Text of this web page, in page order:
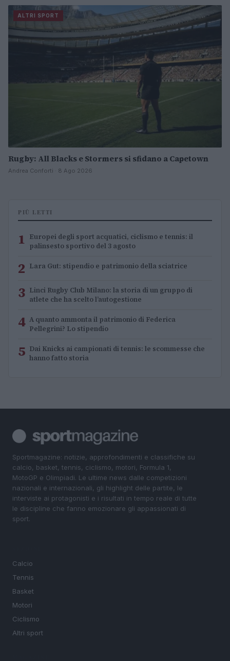
ALTRI SPORT
Rugby: All Blacks e Stormers si sfidano a Capetown
Andrea Conforti · 8 Ago 2026
PIÙ LETTI
1 Europei degli sport acquatici, ciclismo e tennis: il
palinsesto sportivo del 3 agosto
2 Lara Gut: stipendio e patrimonio della sciatrice
3 Linci Rugby Club Milano: la storia di un gruppo di
atlete che ha scelto l’autogestione
4 A quanto ammonta il patrimonio di Federica
Pellegrini? Lo stipendio
5 Dai Knicks ai campionati di tennis: le scommesse che
hanno fatto storia
Sportmagazine: notizie, approfondimenti e classifiche su
calcio, basket, tennis, ciclismo, motori, Formula 1,
MotoGP e Olimpiadi. Le ultime news dalle competizioni
nazionali e internazionali, gli highlight delle partite, le
interviste ai protagonisti e i risultati in tempo reale di tutte
le discipline che fanno emozionare gli appassionati di
sport.
Calcio
Tennis
Basket
Motori
Ciclismo
Altri sport